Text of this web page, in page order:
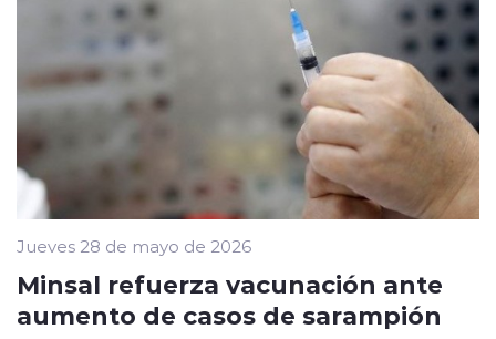
Jueves 28 de mayo de 2026
Minsal refuerza vacunación ante
aumento de casos de sarampión